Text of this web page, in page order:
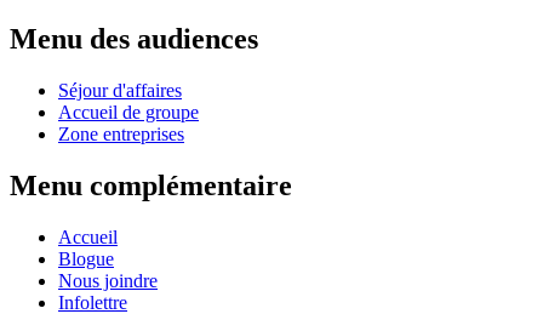
Menu des audiences
Séjour d'affaires
Accueil de groupe
Zone entreprises
Menu complémentaire
Accueil
Blogue
Nous joindre
Infolettre